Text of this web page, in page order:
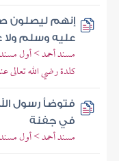
إنهم ليصلون
عليه وسلم
مسند أحمد > أول
كلدة رضي الله تعالى
فتوضأ رسول
في جفنة
مسند أحمد > أول